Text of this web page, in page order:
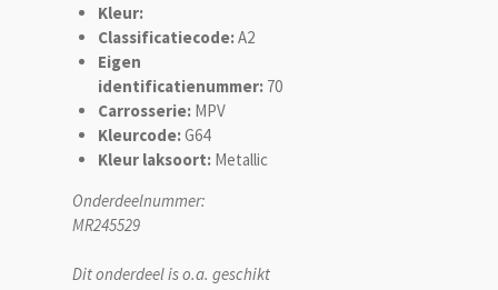
Kleur:
Classificatiecode:A2
Eigen
identificatienummer: 70
Carrosserie: MPV
Kleurcode:G64
Kleur laksoort: Metallic
Onderdeelnummer:
MR245529
Dit onderdeel is o.a. geschikt